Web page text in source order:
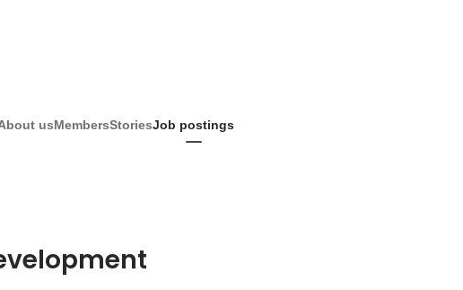
usMembersStoriesJob postings